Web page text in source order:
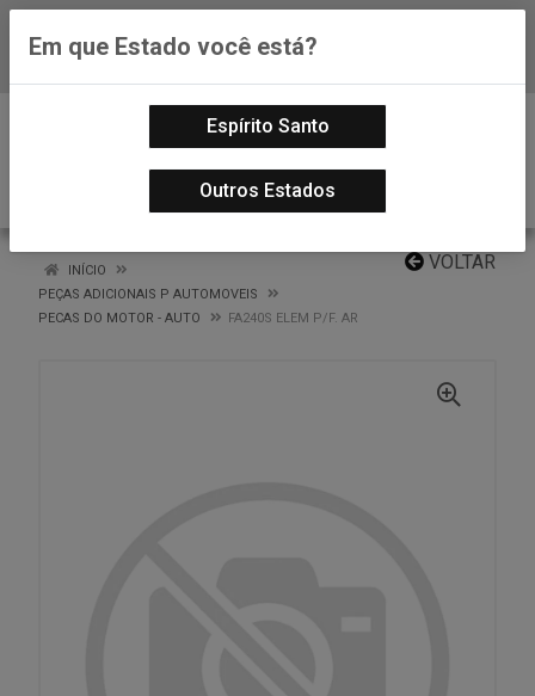
Baixe já nosso APP
VOLTAR
INÍCIO
PEÇAS ADICIONAIS P AUTOMOVEIS
PECAS DO MOTOR - AUTO
FA240S ELEM P/F. AR
Em que Estado você está?
Espírito Santo
Outros Estados